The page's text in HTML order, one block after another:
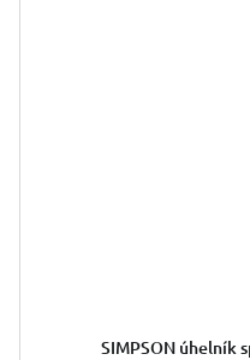
SIMPSON úhelník